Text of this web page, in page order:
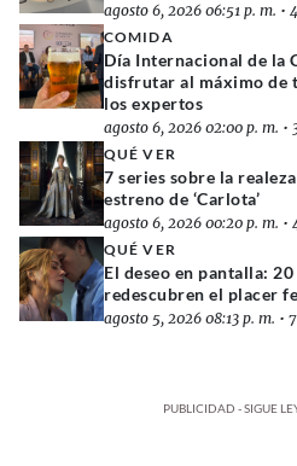
agosto 6, 2026 06:51 p. m. •
COMIDA
Día Internacional de la
disfrutar al máximo de
los expertos
agosto 6, 2026 02:00 p. m. •
QUÉ VER
7 series sobre la
estreno de ‘Carlota’
agosto 6, 2026 00:20 p. m. •
QUÉ VER
El deseo en pantalla:
redescubren el placer
agosto 5, 2026 08:13 p. m. •
PUBLICIDAD - SIGUE